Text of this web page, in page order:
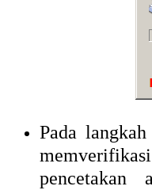
Pada
pencetakan